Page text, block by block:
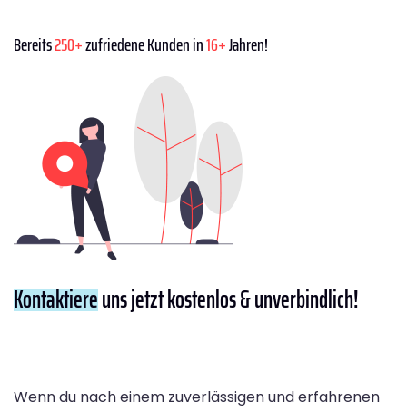
Bereits250+zufriedene Kunden in16+Jahren!
Kontaktiereuns jetzt kostenlos & unverbindlich!
Wenn du nach einem zuverlässigen und erfahrenen